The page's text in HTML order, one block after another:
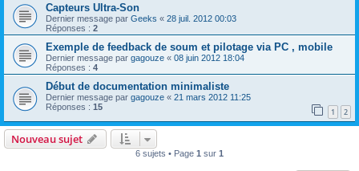
Capteurs Ultra-Son
Dernier message par Geeks « 28 juil. 2012 00:03
Réponses : 2
Exemple de feedback de soum et pilotage via PC , mobile
Dernier message par gagouze « 08 juin 2012 18:04
Réponses : 4
Début de documentation minimaliste
Dernier message par gagouze « 21 mars 2012 11:25
Réponses : 15 1 2
Nouveau sujet
6 sujets • Page 1 sur 1